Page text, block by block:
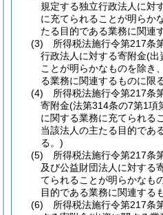
規定する独立行政法人に対
に充てられることが明らか
たる目的である業務に関連
(3)
所得税法施行令第217条
行政法人に対する寄附金(出
ことが明らかなものを除き
る業務に関連するものに限
(4)
所得税法施行令第217条
寄附金(法第314条の7第1項
に関する業務に充てられる
当該法人の主たる目的であ
る。)
(5)
所得税法施行令第217条
及び公益財団法人に対する
てられることが明らかなも
目的である業務に関連する
(6)
所得税法施行令第217条